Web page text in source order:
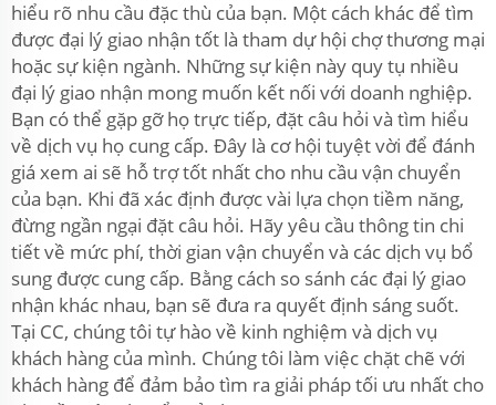
hiểu rõ nhu cầu đặc thù của bạn. Một cách khác để tìm
được đại lý giao nhận tốt là tham dự hội chợ thương mại
hoặc sự kiện ngành. Những sự kiện này quy tụ nhiều
đại lý giao nhận mong muốn kết nối với doanh nghiệp.
Bạn có thể gặp gỡ họ trực tiếp, đặt câu hỏi và tìm hiểu
về dịch vụ họ cung cấp. Đây là cơ hội tuyệt vời để đánh
giá xem ai sẽ hỗ trợ tốt nhất cho nhu cầu vận chuyển
của bạn. Khi đã xác định được vài lựa chọn tiềm năng,
đừng ngần ngại đặt câu hỏi. Hãy yêu cầu thông tin chi
tiết về mức phí, thời gian vận chuyển và các dịch vụ bổ
sung được cung cấp. Bằng cách so sánh các đại lý giao
nhận khác nhau, bạn sẽ đưa ra quyết định sáng suốt.
Tại CC, chúng tôi tự hào về kinh nghiệm và dịch vụ
khách hàng của mình. Chúng tôi làm việc chặt chẽ với
khách hàng để đảm bảo tìm ra giải pháp tối ưu nhất cho